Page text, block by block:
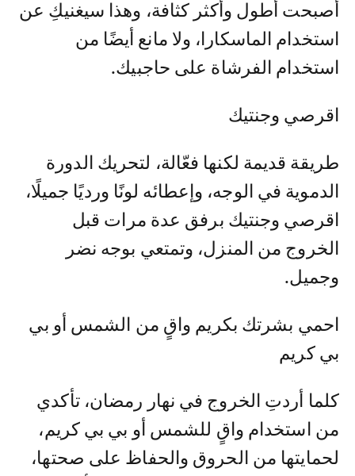
أصبحت أطول وأكثر كثافة، وهذا سيغنيكِ عن
استخدام الماسكارا، ولا مانع أيضًا من
استخدام الفرشاة على حاجبيك.
اقرصي وجنتيك
طريقة قديمة لكنها فعّالة، لتحريك الدورة
الدموية في الوجه، وإعطائه لونًا ورديًا جميلًا،
اقرصي وجنتيك برفق عدة مرات قبل
الخروج من المنزل، وتمتعي بوجه نضر
وجميل.
احمي بشرتك بكريم واقٍ من الشمس أو بي
بي كريم
كلما أردتِ الخروج في نهار رمضان، تأكدي
من استخدام واقٍ للشمس أو بي بي كريم،
لحمايتها من الحروق والحفاظ على صحتها،